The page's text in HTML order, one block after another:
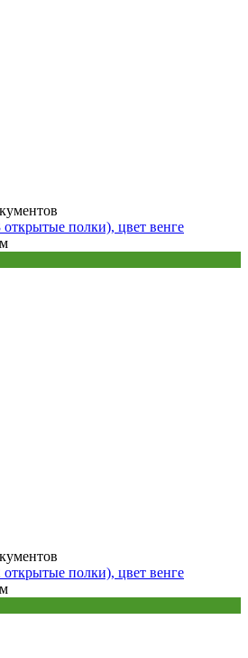
полки), цвет венге
полки), цвет венге